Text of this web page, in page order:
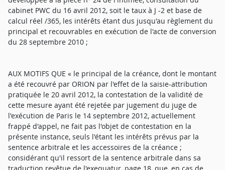
cabinet PWC du 16 avril 2012, soit le taux à J -2 et base de
calcul réel /365, les intérêts étant dus jusqu'au règlement du
principal et recouvrables en exécution de l'acte de conversion
du 28 septembre 2010 ;
AUX MOTIFS QUE « le principal de la créance, dont le montant
a été recouvré par ORION par l'effet de la saisie-attribution
pratiquée le 20 avril 2012, la contestation de la validité de
cette mesure ayant été rejetée par jugement du juge de
l'exécution de Paris le 14 septembre 2012, actuellement
frappé d'appel, ne fait pas l'objet de contestation en la
présente instance, seuls l'étant les intérêts prévus par la
sentence arbitrale et les accessoires de la créance ;
considérant qu'il ressort de la sentence arbitrale dans sa